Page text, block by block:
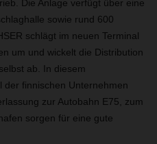
Die Anlage verfügt über eine
sowie rund 600
schlägt im neuen Terminal
um und wickelt die Distribution
ab. In diesem
der finnischen Unternehmen
zur Autobahn E75, zum
sorgen für eine gute